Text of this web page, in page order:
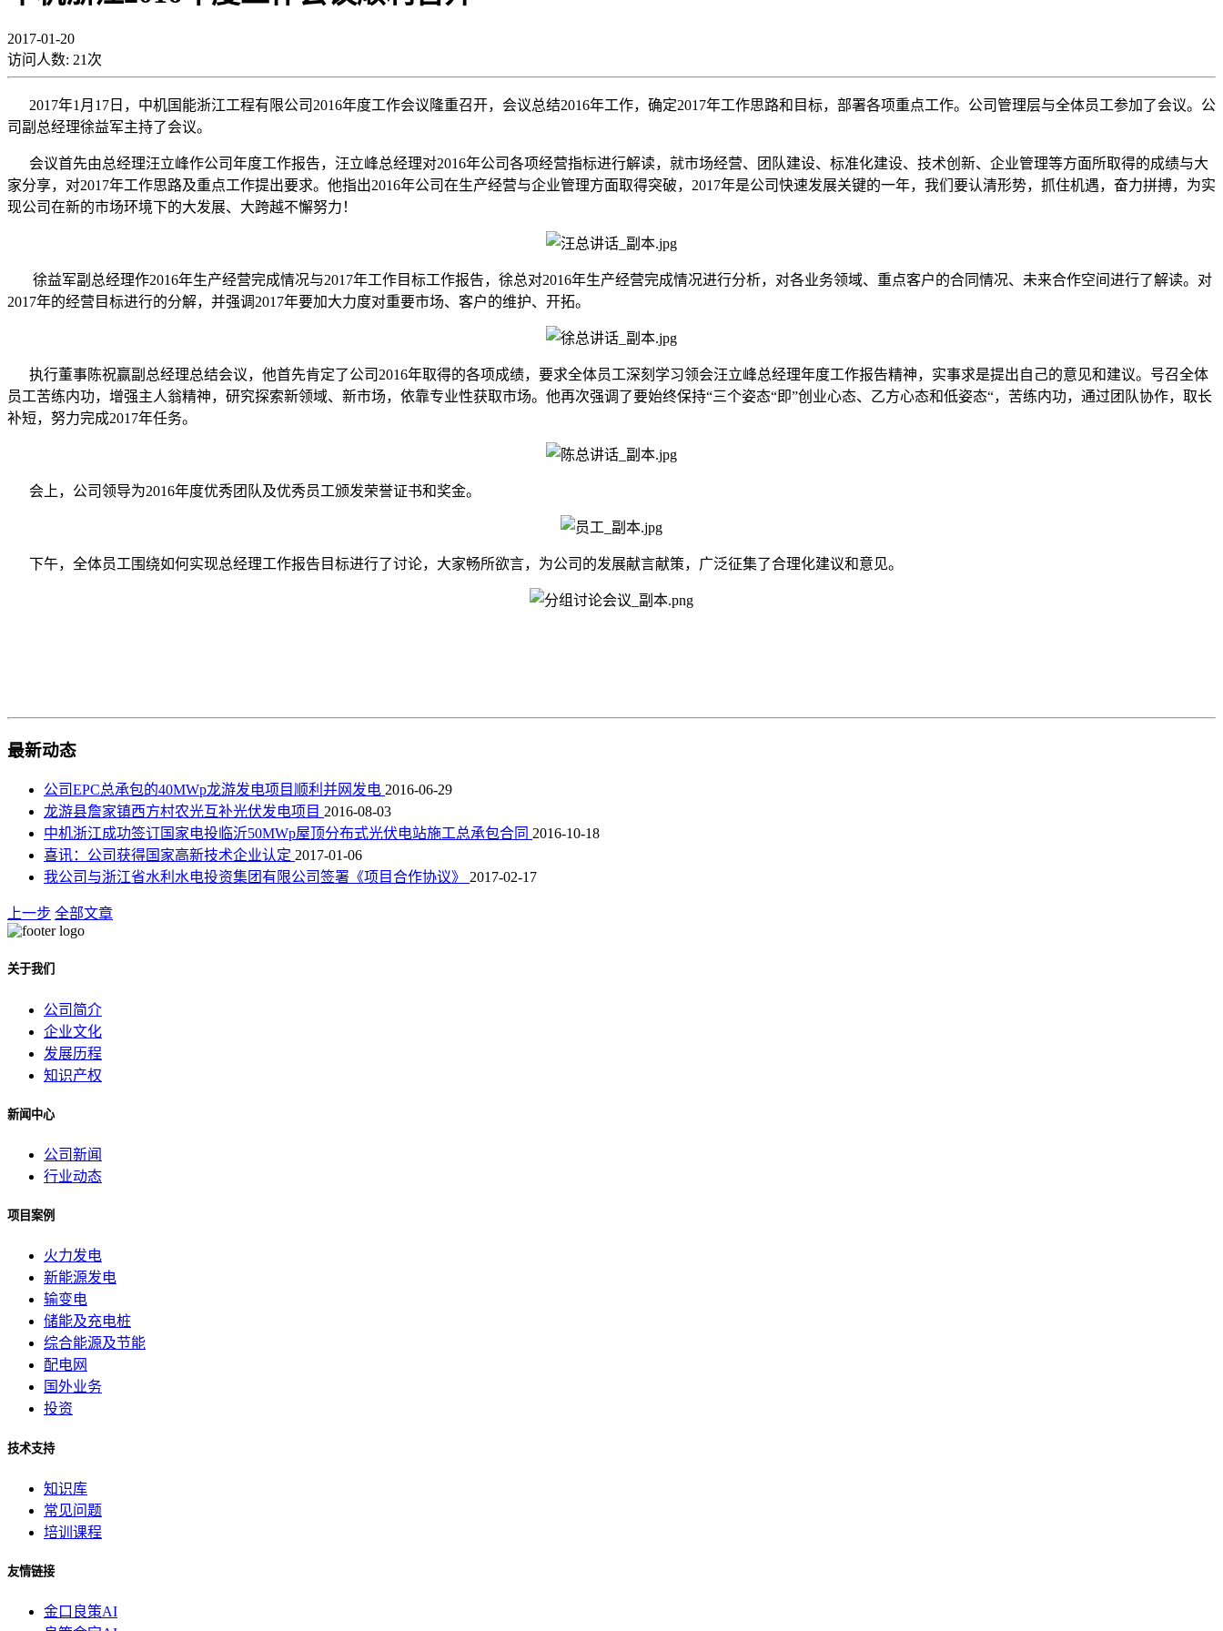
2017-01-20
访问人数: 21 次
2017年1月17日，中机国能浙江工程有限公司2016年度工作会议隆重召开，会议总结2016年工作，确定2017年工作思路和目标，部署各项重点工作。公司管理层与全体员工参加了会议。公
司副总经理徐益军主持了会议。
会议首先由总经理汪立峰作公司年度工作报告，汪立峰总经理对2016年公司各项经营指标进行解读，就市场经营、团队建设、标准化建设、技术创新、企业管理等方面所取得的成绩与大
家分享，对2017年工作思路及重点工作提出要求。他指出2016年公司在生产经营与企业管理方面取得突破，2017年是公司快速发展关键的一年，我们要认清形势，抓住机遇，奋力拼搏，为实
现公司在新的市场环境下的大发展、大跨越不懈努力！
徐益军副总经理作2016年生产经营完成情况与2017年工作目标工作报告，徐总对2016年生产经营完成情况进行分析，对各业务领域、重点客户的合同情况、未来合作空间进行了解读。对
2017年的经营目标进行的分解，并强调2017年要加大力度对重要市场、客户的维护、开拓。
执行董事陈祝赢副总经理总结会议，他首先肯定了公司2016年取得的各项成绩，要求全体员工深刻学习领会汪立峰总经理年度工作报告精神，实事求是提出自己的意见和建议。号召全体
员工苦练内功，增强主人翁精神，研究探索新领域、新市场，依靠专业性获取市场。他再次强调了要始终保持“三个姿态“即”创业心态、乙方心态和低姿态“，苦练内功，通过团队协作，取长
补短，努力完成2017年任务。
会上，公司领导为2016年度优秀团队及优秀员工颁发荣誉证书和奖金。
下午，全体员工围绕如何实现总经理工作报告目标进行了讨论，大家畅所欲言，为公司的发展献言献策，广泛征集了合理化建议和意见。
最新动态
公司EPC总承包的40MWp龙游发电项目顺利并网发电 2016-06-29
龙游县詹家镇西方村农光互补光伏发电项目 2016-08-03
中机浙江成功签订国家电投临沂50MWp屋顶分布式光伏电站施工总承包合同 2016-10-18
喜讯：公司获得国家高新技术企业认定 2017-01-06
我公司与浙江省水利水电投资集团有限公司签署《项目合作协议》 2017-02-17
上一步 全部文章
关于我们
公司简介
企业文化
发展历程
知识产权
新闻中心
公司新闻
行业动态
项目案例
火力发电
新能源发电
输变电
储能及充电桩
综合能源及节能
配电网
国外业务
投资
技术支持
知识库
常见问题
培训课程
友情链接
金口良策AI